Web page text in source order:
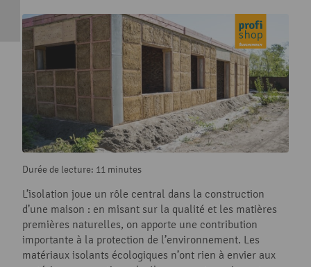
Durée de lecture: 11 minutes
L’isolation joue un rôle central dans la construction
d’une maison : en misant sur la qualité et les matières
premières naturelles, on apporte une contribution
importante à la protection de l’environnement. Les
matériaux isolants écologiques n’ont rien à envier aux